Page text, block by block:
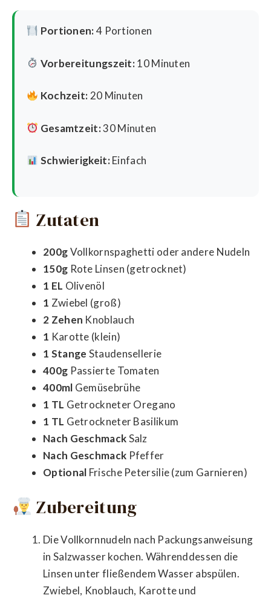
Portionen:4 Portionen
Vorbereitungszeit:10 Minuten
Kochzeit: 20 Minuten
Gesamtzeit:30 Minuten
Schwierigkeit:Einfach
Zutaten
200gVollkornspaghetti oder andere Nudeln
150g Rote Linsen (getrocknet)
1 EL Olivenöl
1 Zwiebel (groß)
2 Zehen Knoblauch
1 Karotte (klein)
1 Stange Staudensellerie
400g Passierte Tomaten
400ml Gemüsebrühe
1 TL Getrockneter Oregano
1 TL Getrockneter Basilikum
Nach GeschmackSalz
Nach Geschmack Pfeffer
Optional Frische Petersilie (zum Garnieren)
Zubereitung
Die Vollkornnudeln nach Packungsanweisung
in Salzwasser kochen. Währenddessen die
Linsen unter fließendem Wasser abspülen.
Zwiebel, Knoblauch, Karotte und